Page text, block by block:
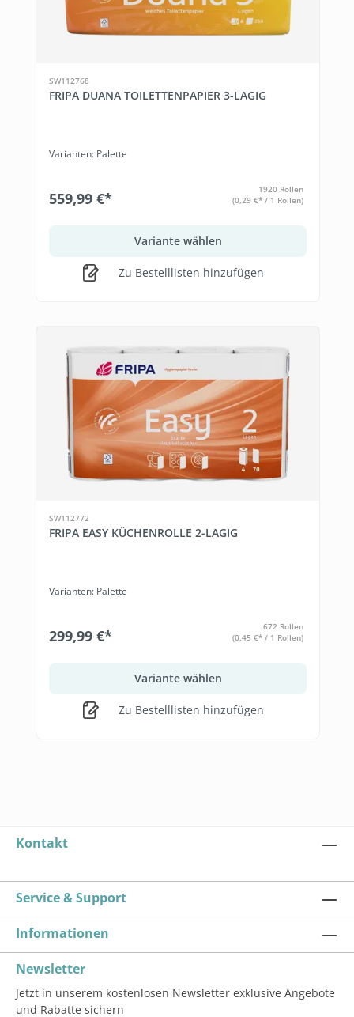
SW112768
FRIPA DUANA TOILETTENPAPIER 3-LAGIG
Varianten: Palette
559,99 €*
1920 Rollen
(0,29 €* / 1 Rollen)
Variante wählen
Zu Bestelllisten hinzufügen
SW112772
FRIPA EASY KÜCHENROLLE 2-LAGIG
Varianten: Palette
299,99 €*
672 Rollen
(0,45 €* / 1 Rollen)
Variante wählen
Zu Bestelllisten hinzufügen
Kontakt
Service & Support
Informationen
Newsletter
Jetzt in unserem kostenlosen Newsletter exklusive Angebote
und Rabatte sichern